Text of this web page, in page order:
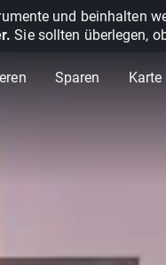
und beinhalten
Sie sollten überlegen,
Sparen